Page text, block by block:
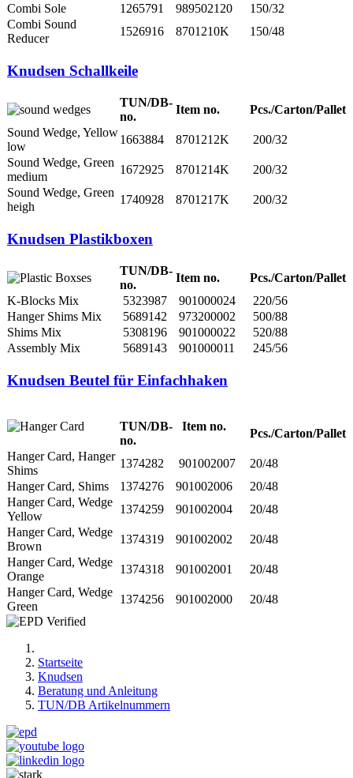
Combi Sole
1265791 989502120
150/32
Combi Sound
Reducer
1526916 8701210K 150/48
Knudsen Schallkeile
TUN/DB-
no.
Item no.
Pcs./Carton/Pallet
Sound Wedge, Yellow
low
1663884 8701212K
200/32
Sound Wedge, Green
medium
1672925 8701214K
200/32
Sound Wedge, Green
heigh
1740928 8701217K 200/32
Knudsen Plastikboxen
TUN/DB-
no.
Item no.
Pcs./Carton/Pallet
K-Blocks Mix
5323987 901000024
220/56
Hanger Shims Mix
5689142 973200002
500/88
Shims Mix
5308196 901000022
520/88
Assembly Mix
5689143 901000011 245/56
Knudsen Beutel für Einfachhaken
TUN/DB-
no.
Item no.
Pcs./Carton/Pallet
Hanger Card, Hanger
Shims
1374282 901002007
20/48
Hanger Card, Shims
1374276 901002006
20/48
Hanger Card, Wedge
Yellow
1374259 901002004
20/48
Hanger Card, Wedge
Brown
1374319 901002002
20/48
Hanger Card, Wedge
Orange
1374318 901002001
20/48
Hanger Card, Wedge
Green
1374256 901002000 20/48
Startseite
Knudsen
Beratung und Anleitung
TUN/DB Artikelnummern